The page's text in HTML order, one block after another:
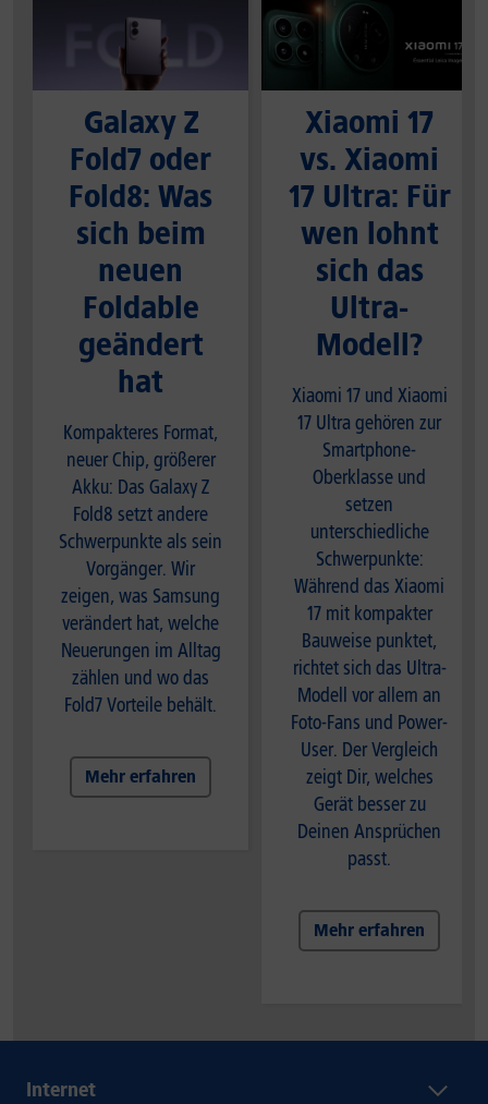
Galaxy Z
Fold7 oder
Fold8: Was
sich beim
neuen
Foldable
geändert
hat
Kompakteres Format,
neuer Chip, größerer
Akku: Das Galaxy Z
Fold8 setzt andere
Schwerpunkte als sein
Vorgänger. Wir
zeigen, was Samsung
verändert hat, welche
Neuerungen im Alltag
zählen und wo das
Fold7 Vorteile behält.
Mehr erfahren
Xiaomi 17
vs. Xiaomi
17 Ultra: Für
wen lohnt
sich das
Ultra-
Modell?
Xiaomi 17 und Xiaomi
17 Ultra gehören zur
Smartphone-
Oberklasse und
setzen
unterschiedliche
Schwerpunkte:
Während das Xiaomi
17 mit kompakter
Bauweise punktet,
richtet sich das Ultra-
Modell vor allem an
Foto-Fans und Power-
User. Der Vergleich
zeigt Dir, welches
Gerät besser zu
Deinen Ansprüchen
passt.
Mehr erfahren
Internet